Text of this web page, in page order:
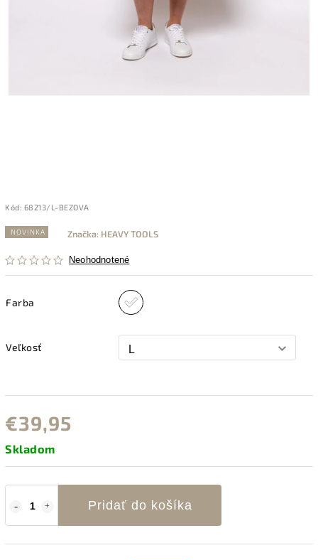
Kód: 68213/L-BEZOVA
NOVINKA
Neohodnotené
Značka: HEAVY TOOLS
Farba
Veľkosť
€39,95
Skladom
Pridať do košíka